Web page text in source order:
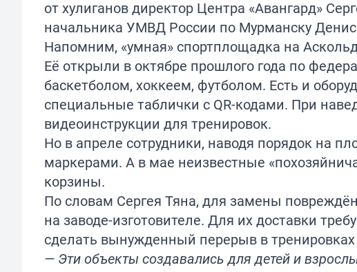
от хулиганов директор Центра «Авангард»
начальника УМВД России по Мурманску
Напомним, «умная» спортплощадка на
Её открыли в октябре прошлого года по
баскетболом, хоккеем, футболом. Есть и
специальные таблички с QR-кодами. При
видеоинструкции для тренировок.
Но в апреле сотрудники, наводя порядок на
маркерами. А в мае неизвестные
корзины.
По словам Сергея Тяна, для замены
на заводе-изготовителе. Для их доставки
сделать вынужденный перерыв в
— Эти объекты создавались для детей и